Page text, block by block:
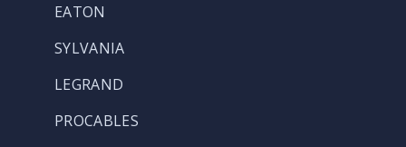
EATON
SYLVANIA
LEGRAND
PROCABLES